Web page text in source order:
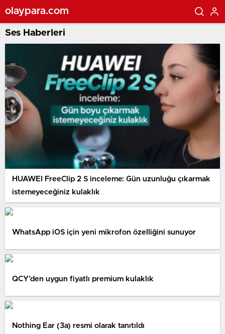
olaypara.com
Ses Haberleri
HUAWEI FreeClip 2 S inceleme: Gün uzunluğu çıkarmak
istemeyeceğiniz kulaklık
WhatsApp iOS için yeni mikrofon özelliğini sunuyor
QCY’den uygun fiyatlı premium kulaklık
Nothing Ear (3a) resmi olarak tanıtıldı